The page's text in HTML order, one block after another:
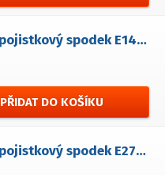
Krytka pro pojistkový spodek E14(Neozed)
PŘIDAT DO KOŠÍKU
Krytka pro pojistkový spodek E27(Neozed)